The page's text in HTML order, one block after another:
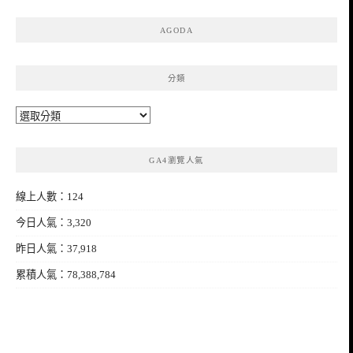
AGODA
分類
分
GA4瀏覽人氣
線上人數：124
今日人氣：3,320
昨日人氣：37,918
累積人氣：78,388,784